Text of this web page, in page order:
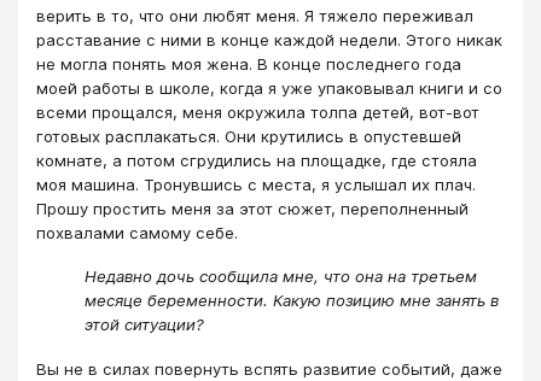
верить в то, что они любят меня. Я тяжело переживал
расставание с ними в конце каждой недели. Этого никак
не могла понять моя жена. В конце последнего года
моей работы в школе, когда я уже упаковывал книги и со
всеми прощался, меня окружила толпа детей, вот-вот
готовых расплакаться. Они крутились в опустевшей
комнате, а потом сгрудились на площадке, где стояла
моя машина. Тронувшись с места, я услышал их плач.
Прошу простить меня за этот сюжет, переполненный
похвалами самому себе.
Недавно дочь сообщила мне, что она на третьем
месяце беременности. Какую позицию мне занять в
этой ситуации?
Вы не в силах повернуть вспять развитие событий, даже